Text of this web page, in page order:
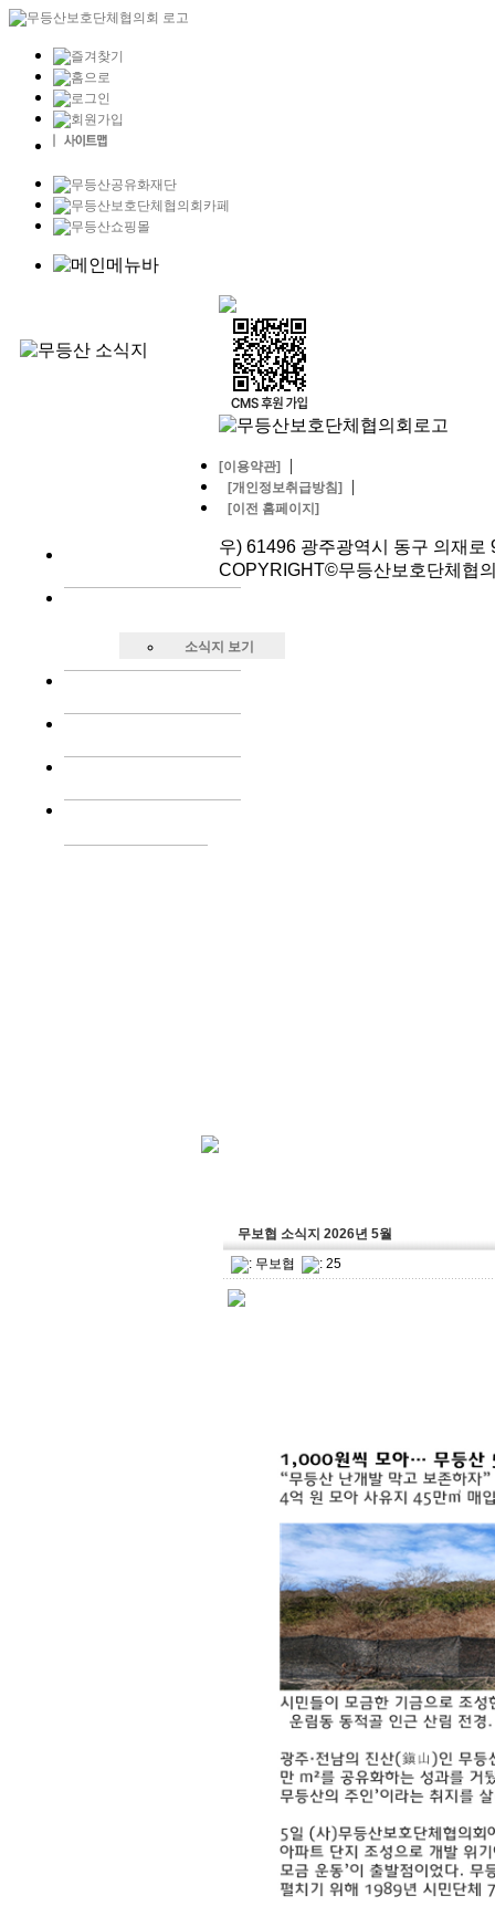
소식지 보기
무보협 소식지 2026년 5월
: 무보협 : 25
[이용약관] |
[개인정보취급방침] |
[이전 홈페이지]
우) 61496 광주광역시 동구 의재
COPYRIGHT©무등산보호단체협